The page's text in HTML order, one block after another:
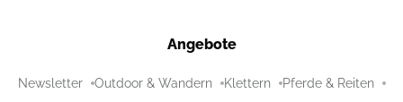
Angebote
Newsletter Outdoor & Wandern Klettern Pferde & Reiten